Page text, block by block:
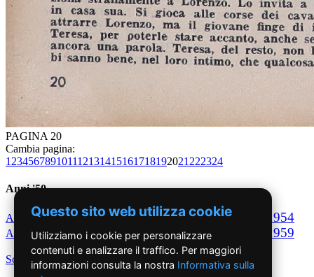
PAGINA 20
Cambia pagina:
1 23456789101112131415161718192021 222324
Anni '50
Anno1950Anno1951 Anno1952 Anno1953 1954
Anno 1955Anno1956 Anno1957Anno1958 1959
Scegli per decennio
Questo sito web utilizza cookie
Utilizziamo i cookie per personalizzare
contenuti e analizzare il traffico. Per maggiori
informazioni consulta la nostra Informativa sulla